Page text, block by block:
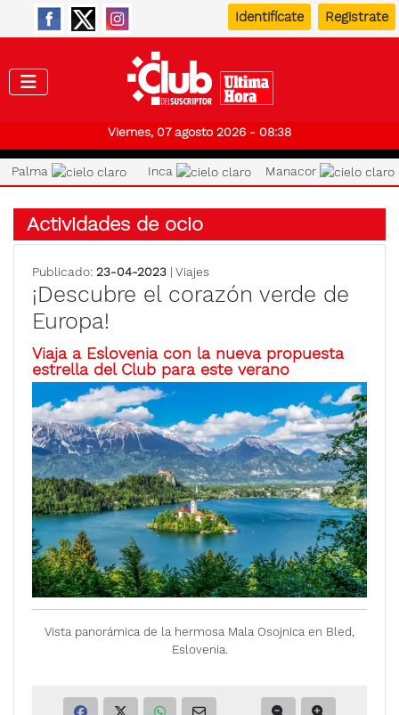
Identifícate Registrate
Viernes, 07 agosto 2026 - 08:38
Palma Inca Manacor
Actividades de ocio
Publicado: 23-04-2023 | Viajes
¡Descubre el corazón verde de
Europa!
Viaja a Eslovenia con la nueva propuesta
estrella del Club para este verano
Vista panorámica de la hermosa Mala Osojnica en Bled,
Eslovenia.